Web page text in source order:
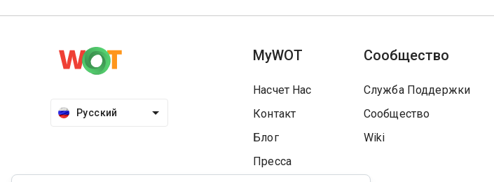
Русский
MyWOT
Насчет Нас
Контакт
Блог
Пресса
Сообщество
Служба Поддержки
Сообщество
Wiki